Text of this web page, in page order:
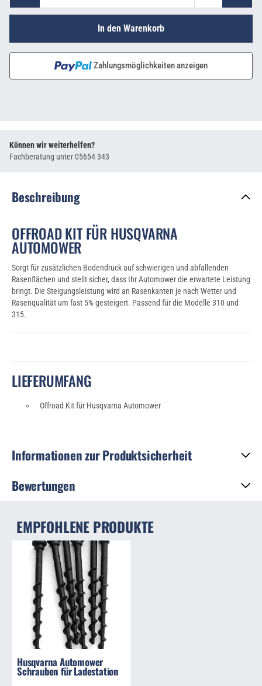
In den Warenkorb
Zahlungsmöglichkeiten anzeigen
Können wir weiterhelfen?
Fachberatung unter05654 343
Beschreibung
OFFROAD KIT FÜR HUSQVARNA
AUTOMOWER
Sorgt für zusätzlichen Bodendruck auf schwierigen und abfallenden
Rasenflächen und stellt sicher, dass Ihr Automower die erwartete Leistung
bringt. Die Steigungsleistung wird an Rasenkanten je nach Wetter und
Rasenqualität um fast 5% gesteigert. Passend für die Modelle 310 und
315.
LIEFERUMFANG
Offroad Kit für Husqvarna Automower
Informationen zur Produktsicherheit
Bewertungen
EMPFOHLENE PRODUKTE
Husqvarna Automower
Schrauben für Ladestation